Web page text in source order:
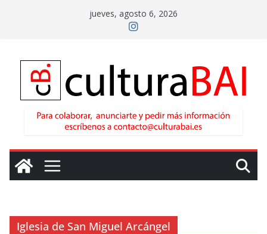
jueves, agosto 6, 2026
Iglesia de San Miguel Arcángel